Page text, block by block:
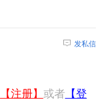
发私信
【注册】 或者 【登